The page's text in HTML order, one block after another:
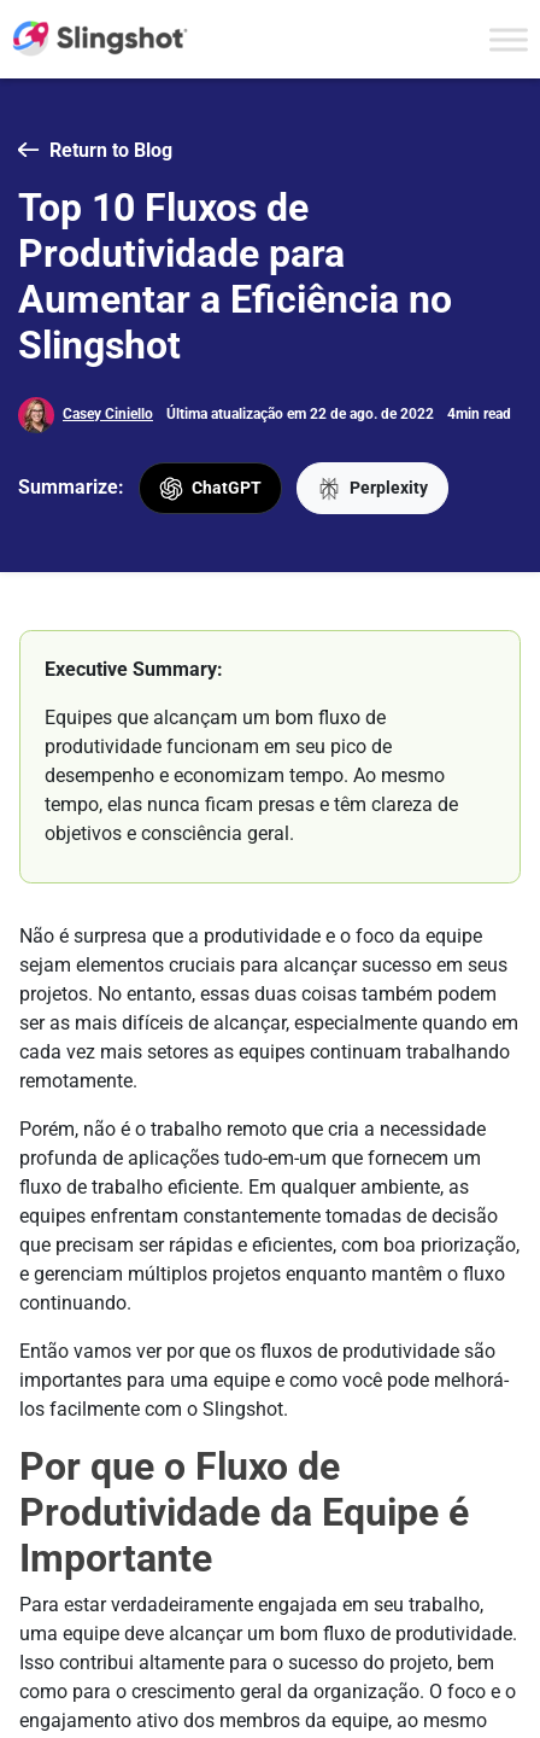
Return to Blog
Top 10 Fluxos de
Produtividade para
Aumentar a Eficiência no
Slingshot
Casey Ciniello Última atualização em 22 de ago. de 2022 4min read
Summarize: ChatGPT Perplexity
Executive Summary:
Equipes que alcançam um bom fluxo de
produtividade funcionam em seu pico de
desempenho e economizam tempo. Ao mesmo
tempo, elas nunca ficam presas e têm clareza de
objetivos e consciência geral.
Não é surpresa que a produtividade e o foco da equipe
sejam elementos cruciais para alcançar sucesso em seus
projetos. No entanto, essas duas coisas também podem
ser as mais difíceis de alcançar, especialmente quando em
cada vez mais setores as equipes continuam trabalhando
remotamente.
Porém, não é o trabalho remoto que cria a necessidade
profunda de aplicações tudo-em-um que fornecem um
fluxo de trabalho eficiente. Em qualquer ambiente, as
equipes enfrentam constantemente tomadas de decisão
que precisam ser rápidas e eficientes, com boa priorização,
e gerenciam múltiplos projetos enquanto mantêm o fluxo
continuando.
Então vamos ver por que os fluxos de produtividade são
importantes para uma equipe e como você pode melhorá-
los facilmente com o Slingshot.
Por que o Fluxo de
Produtividade da Equipe é
Importante
Para estar verdadeiramente engajada em seu trabalho,
uma equipe deve alcançar um bom fluxo de produtividade.
Isso contribui altamente para o sucesso do projeto, bem
como para o crescimento geral da organização. O foco e o
engajamento ativo dos membros da equipe, ao mesmo